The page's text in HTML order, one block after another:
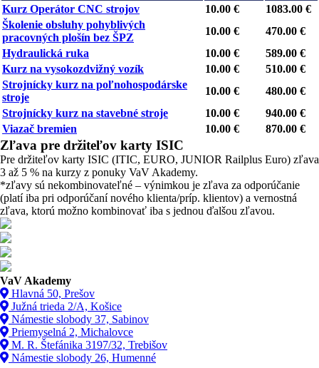
Kurz Operátor CNC strojov
10.00 €
1083.00 €
Školenie obsluhy pohyblivých
pracovných plošín bez ŠPZ
10.00 €
470.00 €
Hydraulická ruka
10.00 €
589.00 €
Kurz na vysokozdvižný vozík
10.00 €
510.00 €
Strojnícky kurz na poľnohospodárske
stroje
10.00 €
480.00 €
Strojnícky kurz na stavebné stroje
10.00 €
940.00 €
Viazač bremien
10.00 € 870.00 €
Zľava pre držiteľov karty ISIC
Pre držiteľov karty ISIC (ITIC, EURO, JUNIOR Railplus Euro) zľava
3 až 5 % na kurzy z ponuky VaV Akademy.
*zľavy sú nekombinovateľné – výnimkou je zľava za odporúčanie
(platí iba pri odporúčaní nového klienta/príp. klientov) a vernostná
zľava, ktorú možno kombinovať iba s jednou ďalšou zľavou.
VaV Akademy
Hlavná 50, Prešov
Južná trieda 2/A, Košice
Námestie slobody 37, Sabinov
Priemyselná 2, Michalovce
M. R. Štefánika 3197/32, Trebišov
Námestie slobody 26, Humenné